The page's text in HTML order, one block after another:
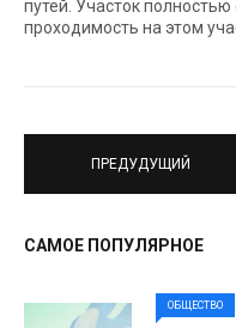
путей. Участок
проходимость на этом
ПРЕДУДУЩИЙ
САМОЕ ПОПУЛЯРНОЕ
ОБЩЕСТВО